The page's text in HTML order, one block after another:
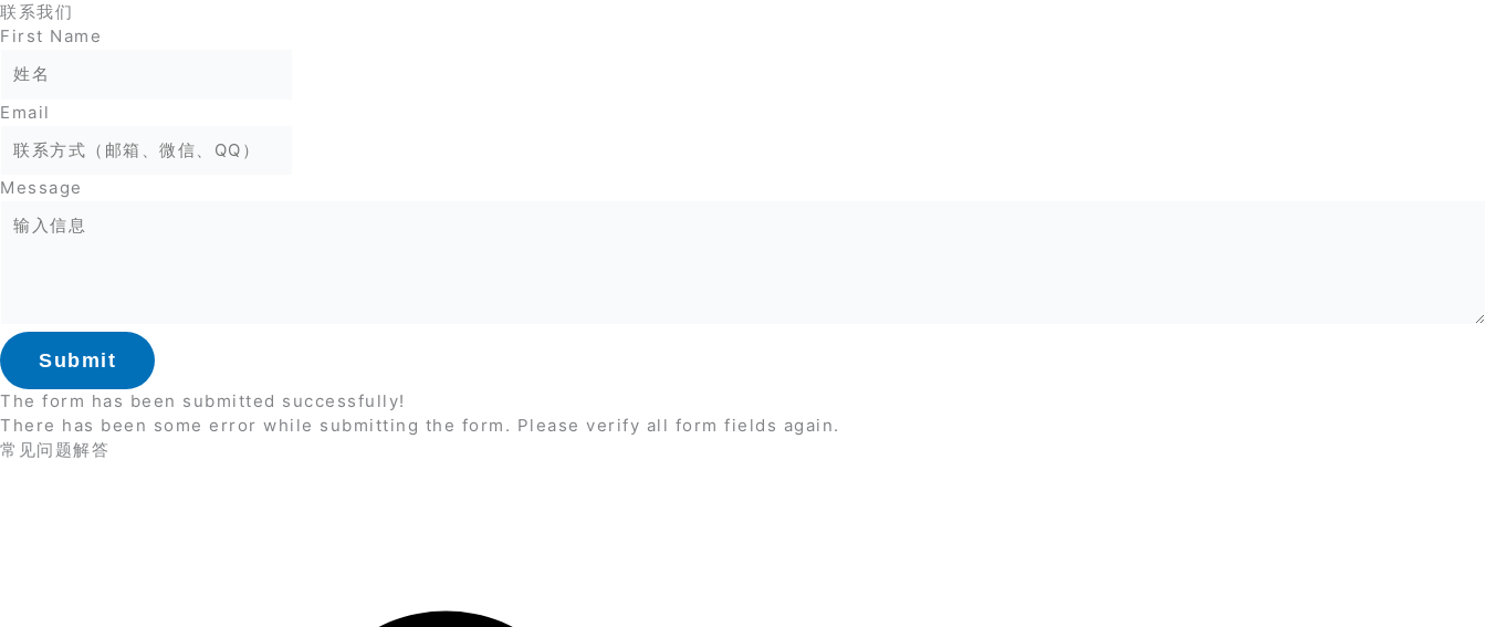
联系我们
First Name
Email
Message
Submit
The form has been submitted successfully!
There has been some error while submitting the form. Please verify all form fields again.
常见问题解答